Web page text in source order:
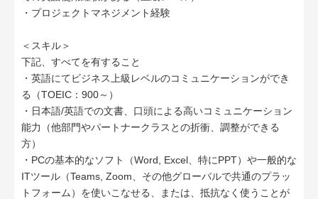
・プロジェクトマネジメント経験
＜スキル＞
下記、すべてを有すること
・英語にてビジネス上級レベルのコミュニケーションができ
る（TOEIC：900～）
・日本語/英語での文書、口頭による高いコミュニケーション
能力（他部門やパートナークラスとの折衝、調整ができる
方）
・PCの基本的なソフト（Word, Excel、特にPPT）や一般的な
ITツール（Teams, Zoom、その他グローバルで共通のプラッ
トフォーム）を使いこなせる、または、抵抗なく使うことが